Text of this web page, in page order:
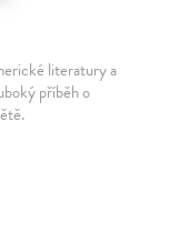
literatury a
příběh o